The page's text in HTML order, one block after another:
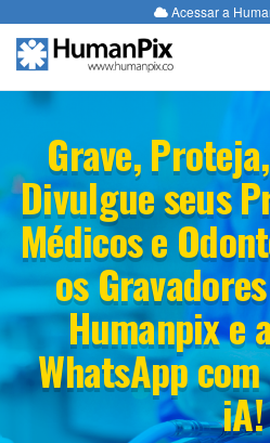
Acessar a
Grave,
Divulgue seus
Médicos e
os
Humanpix e
WhatsApp
iA!